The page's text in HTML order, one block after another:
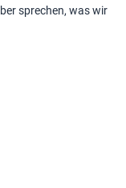
sprechen, was wir